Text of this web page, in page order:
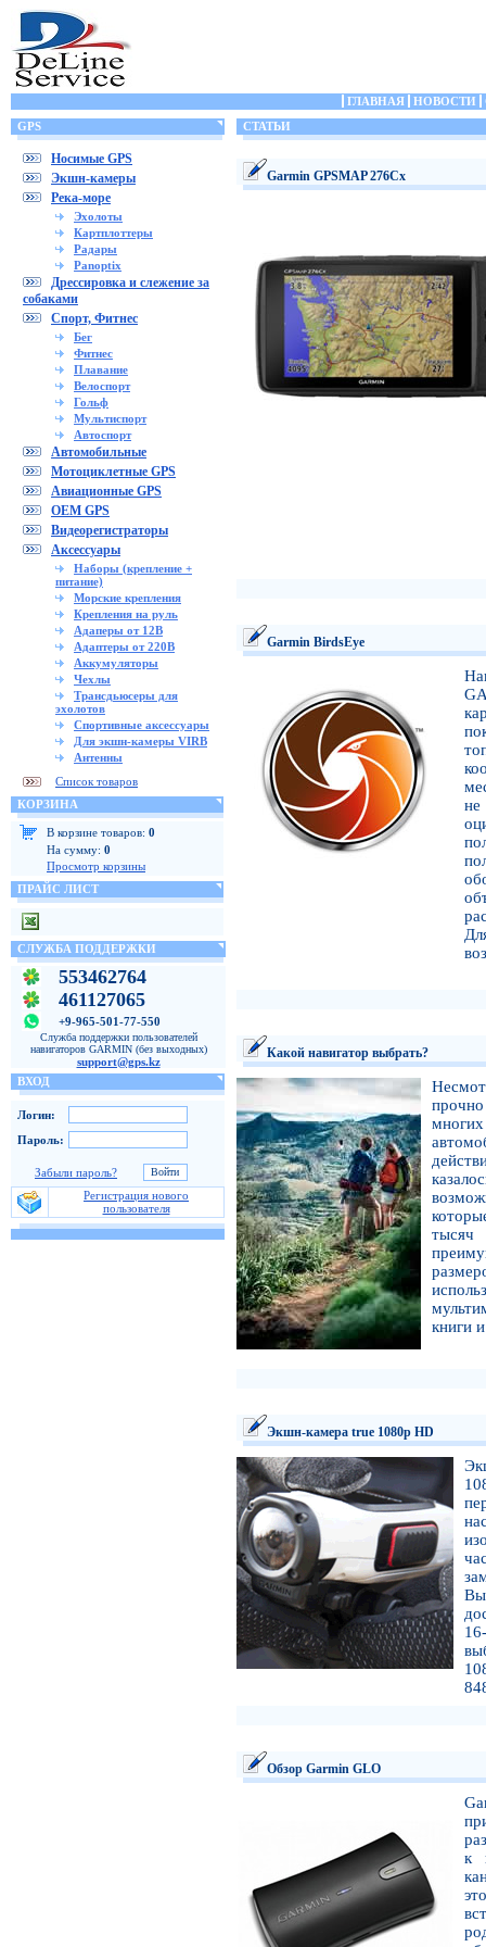
ГЛАВНАЯ НОВОСТИ
GPS
Носимые GPS
Экшн-камеры
Река-море
Эхолоты
Картплоттеры
Радары
Panoptix
Дрессировка и слежение за
собаками
Спорт, Фитнес
Бег
Фитнес
Плавание
Велоспорт
Гольф
Мультиспорт
Автоспорт
Автомобильные
Мотоциклетные GPS
Авиационные GPS
OEM GPS
Видеорегистраторы
Аксессуары
Наборы (крепление +
питание)
Морские крепления
Крепления на руль
Адаперы от 12В
Адаптеры от 220В
Аккумуляторы
Чехлы
Трансдьюсеры для
эхолотов
Спортивные аксессуары
Для экшн-камеры VIRB
Антенны
Список товаров
КОРЗИНА
В корзине товаров: 0
На сумму: 0
Просмотр корзины
ПРАЙС ЛИСТ
СЛУЖБА ПОДДЕРЖКИ
553462764
461127065
+9-965-501-77-550
Служба поддержки пользователей
навигаторов GARMIN (без выходных)
support@gps.kz
ВХОД
Логин:
Пароль:
Забыли пароль?
Регистрация нового
пользователя
СТАТЬИ
Garmin GPSMAP 276Cx
Garmin BirdsEye
Какой навигатор выбрать?
книги
Экшн-камера true 1080p HD
Обзор Garmin GLO
к